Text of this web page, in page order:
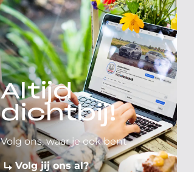
Altijd
dichtbij!
Volg ons, waar je ook bent
Volg jij ons al?